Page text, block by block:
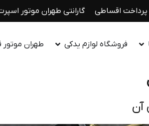
پرداخت اقساطی گارانتی طهران موتور
فروشگاه لوازم یدکی طهران
آن